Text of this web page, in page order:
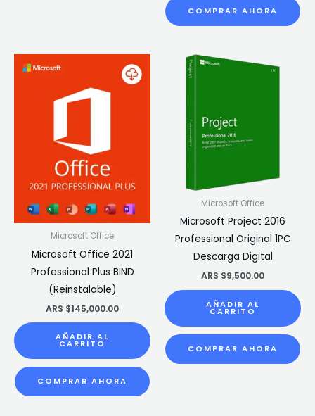
COMPRAR AHORA
Microsoft Office
Microsoft Office 2021
Professional Plus BIND
(Reinstalable)
ARS $145,000.00
AÑADIR AL
CARRITO
COMPRAR AHORA
Microsoft Office
Microsoft Project 2016
Professional Original 1PC
Descarga Digital
ARS $9,500.00
AÑADIR AL
CARRITO
COMPRAR AHORA